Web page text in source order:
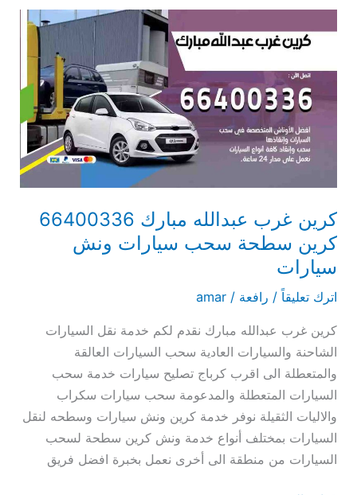
كرين غرب عبدالله مبارك 66400336
كرين سطحة سحب سيارات ونش
سيارات
اترك تعليقاً / رافعة /
amar
كرين غرب عبدالله مبارك نقدم لكم خدمة نقل السيارات
الشاحنة والسيارات العادية سحب السيارات العالقة
والمتعطلة الى اقرب كرباج تصليح سيارات خدمة سحب
السيارات المتعطلة والمدعومة سحب سيارات سكراب
والاليات الثقيلة نوفر خدمة كرين ونش سيارات وسطحه لنقل
السيارات بمختلف أنواع خدمة ونش كرين سطحة لسحب
السيارات من منطقة الى أخرى نعمل بخبرة افضل فريق
مبارك
66400336
سطحة
سيارات
ونش
سيارات